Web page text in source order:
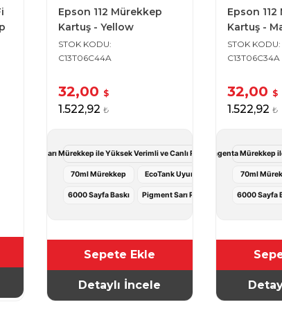
Epson 112 Mürekkep
Kartuş - Yellow
STOK KODU
C13T06C44A
32,00 $
1.522,92 ₺
Epson 112 Sarı Mürekkep ile Yüksek Verimli ve Canlı Renkli Baskı Deneyimi
70ml Mürekkep EcoTank Uyumlu
6000 Sayfa Baskı Pigment Sarı Renk
Sepete Ekle
Detaylı İncele
Epson
Kartuş -
STOK KODU
C13T06C34A
32,00 $
1.522,92 ₺
Epson 112 Magenta Mürekkep
70ml
6000 Sayfa